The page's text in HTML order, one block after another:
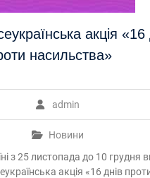
акція «16
насильства»
admin
Новини
з 25 листопада до 10 грудня
акція «16 днів